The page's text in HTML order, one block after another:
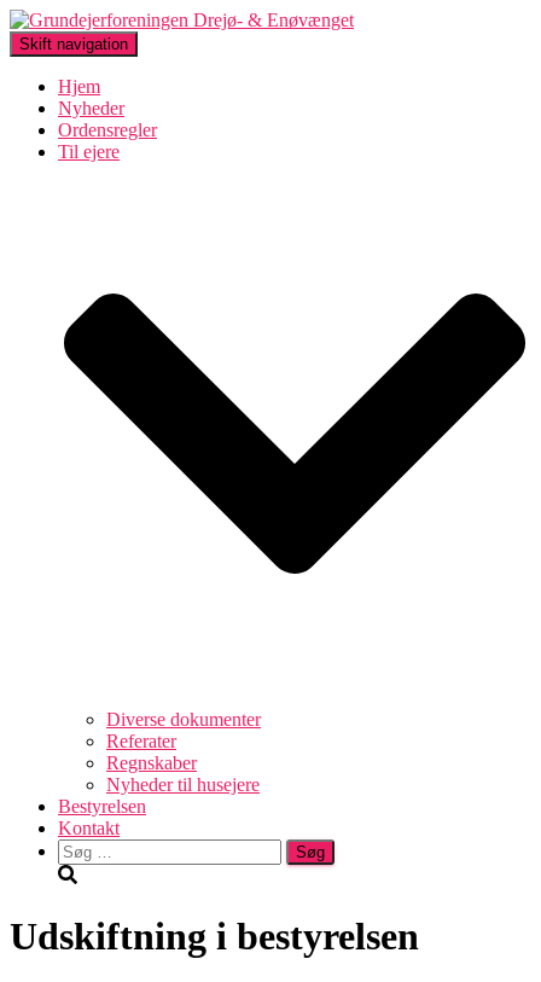
Skift navigation
Hjem
Nyheder
Ordensregler
Til ejere
Diverse dokumenter
Referater
Regnskaber
Nyheder til husejere
Bestyrelsen
Kontakt
Søg
efter:
Udskiftning i bestyrelsen